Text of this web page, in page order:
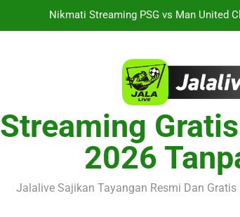
Streaming Singapura vs Indonesia
Streaming Jalalive Barcelona vs
Nikmati Streaming PSG vs Man United
Streaming Singapura vs Indonesia
Jalalive Aston Villa vs Bayern Club
Streaming
2026
Jalalive Sajikan Tayangan Resmi Dan